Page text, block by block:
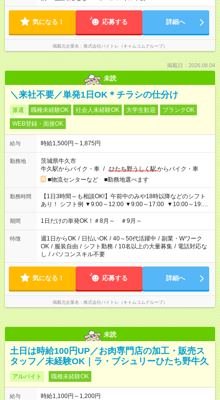
気になる！ 応募する 詳細へ
掲載元企業名 株式会社バイトレ（キャムコムグループ）
掲載日：2026.08.04
未読
＼来社不要／単発1日OK＊チラシの仕分け
派遣 職種未経験OK 社会人未経験OK 大学生歓迎
ブランクOK
WEB登録・面接OK
給与 時給1,500円～1,875円
勤務地
茨城県牛久市
牛久駅からバイク・車 / ひたち野うしく駅からバイク・車
■物流センターなど ■勤務地選べます
勤務時間
【1日3時間～も相談OK!】午前中のみや18時以降などのシフト
あり！ シフト例 ▼9:00～12:00 ▼9:00～17:00 ▼10:00～19:00
▼18:00～21:00
期間 1日だけの単発OK！＃8月～ ＃9月～
特徴 週1日からOK / 日払いOK / 40～50代活躍中 / 副業・Wワーク
OK / 服装自由 / シフト勤務 / 10名以上の大量募集 / 電話対応な
し / パソコンスキル不要
気になる！ 応募する 詳細へ
掲載元企業名 株式会社バイトレ（キャムコムグループ）
未読
土日は時給100円UP／お肉専門店の加工・販売ス
タッフ／未経験OK｜ラ・ブシュリーひたち野牛久
アルバイト 職種未経験OK
給与
時給1,100円～1,200円